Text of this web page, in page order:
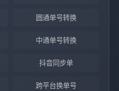
圆通单号转换
中通单号转换
抖音同步单
跨平台换单号